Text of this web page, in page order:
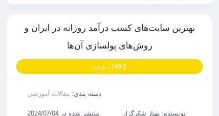
بهترین سایت‌های کسب درآمد روزانه در ایران و
روش‌های پولسازی آن‌ها
دسته بندی: مقالات آموزشی
منتشر شده در 2024/07/04 نویسنده: بهناز شکرگزار